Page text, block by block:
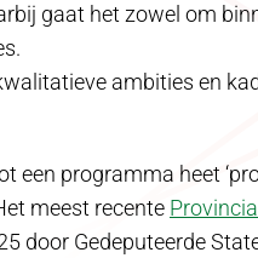
gaat het zowel om
ambities en
een programma heet
meest recente
door Gedeputeerde